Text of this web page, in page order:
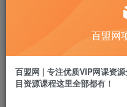
盟币
百盟网
百盟网 | 专注优质VIP网课资
目资源课程这里全部都有！